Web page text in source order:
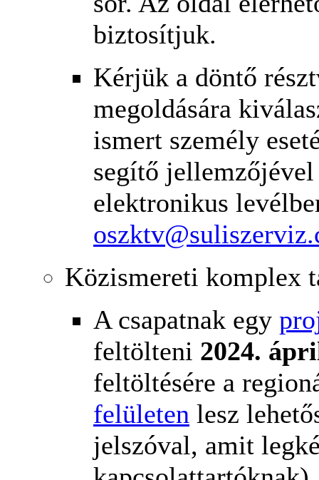
biztosítjuk.
Kérjük a döntő
megoldására
ismert személy
segítő
elektronikus
Közismereti komplex
A csapatnak egy
feltölteni 2024.
feltöltésére a
felületen lesz
jelszóval, amit